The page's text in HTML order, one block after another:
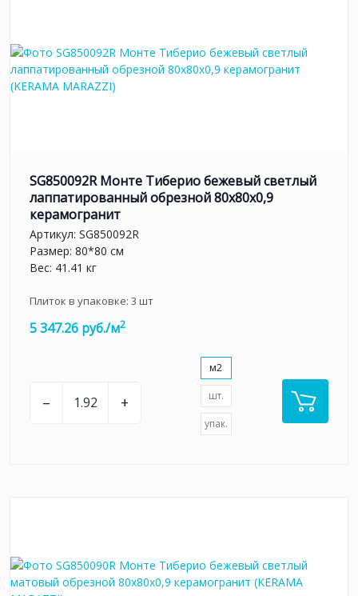
SG850092R Монте Тиберио бежевый светлый
лаппатированный обрезной 80x80x0,9
керамогранит
Артикул: SG850092R
Размер: 80*80 см
Вес: 41.41 кг
Плиток в упаковке: 3 шт
5 347.26 руб./м2
– +
м2
шт.
упак.